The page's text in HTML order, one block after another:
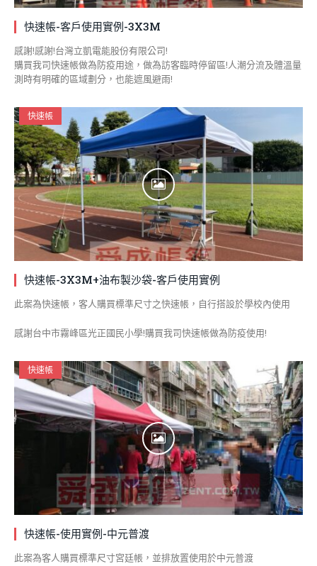
快速帳-客戶使用實例-3X3M
感謝!感謝!台灣立凱電能股份有限公司!
購買我司快速帳做為防疫用途，做為訪客臨時停留區!人潮分流及體溫量
測時有明確的區域劃分，也能遮風避雨!
快速帳
快速帳-3X3M+油布製沙袋-客戶使用實例
此案為快速帳，客人購買標準尺寸之快速帳，自行搭設於學校內使用
感謝台中市霧峰區光正國民小學!購買我司快速帳做為防疫使用!
快速帳
快速帳-使用實例-中元普渡
此案為客人購買標準尺寸宮廷帳，並排放置使用於中元普渡